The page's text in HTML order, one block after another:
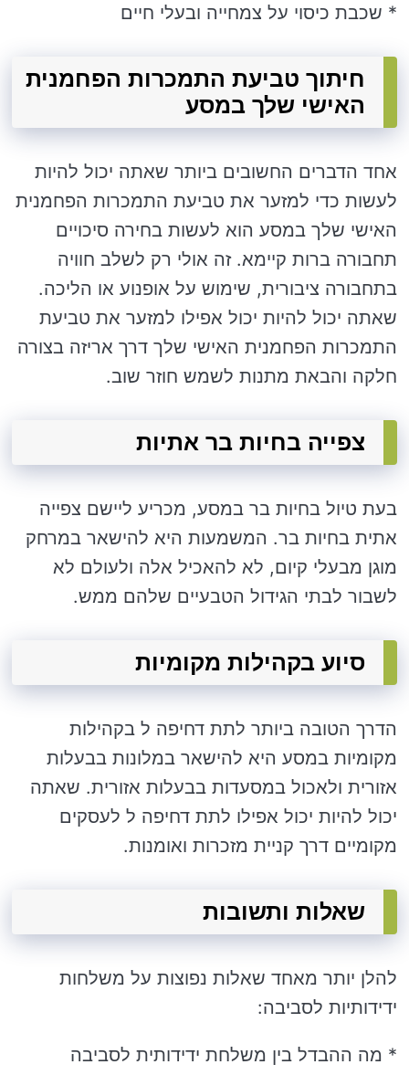
* שכבת כיסוי על צמחייה ובעלי חיים
חיתוך טביעת התמכרות הפחמנית
האישי שלך במסע
אחד הדברים החשובים ביותר שאתה יכול להיות
לעשות כדי למזער את טביעת התמכרות הפחמנית
האישי שלך במסע הוא לעשות בחירה סיכויים
תחבורה ברות קיימא. זה אולי רק לשלב חוויה
בתחבורה ציבורית, שימוש על אופנוע או הליכה.
שאתה יכול להיות יכול אפילו למזער את טביעת
התמכרות הפחמנית האישי שלך דרך אריזה בצורה
חלקה והבאת מתנות לשמש חוזר שוב.
צפייה בחיות בר אתיות
בעת טיול בחיות בר במסע, מכריע ליישם צפייה
אתית בחיות בר. המשמעות היא להישאר במרחק
מוגן מבעלי קיום, לא להאכיל אלה ולעולם לא
לשבור לבתי הגידול הטבעיים שלהם ממש.
סיוע בקהילות מקומיות
הדרך הטובה ביותר לתת דחיפה ל בקהילות
מקומיות במסע היא להישאר במלונות בבעלות
אזורית ולאכול במסעדות בבעלות אזורית. שאתה
יכול להיות יכול אפילו לתת דחיפה ל לעסקים
מקומיים דרך קניית מזכרות ואומנות.
שאלות ותשובות
להלן יותר מאחד שאלות נפוצות על משלחות
ידידותיות לסביבה:
* מה ההבדל בין משלחת ידידותית לסביבה